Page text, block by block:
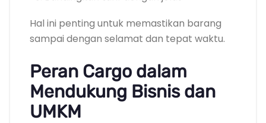
Hal ini penting untuk memastikan barang
sampai dengan selamat dan tepat waktu.
Peran Cargo dalam
Mendukung Bisnis dan
UMKM